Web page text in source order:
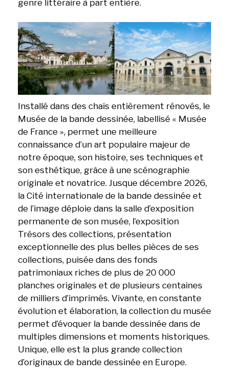
genre littéraire à part entière.
Installé dans des chais entièrement rénovés, le
Musée de la bande dessinée, labellisé « Musée
de France », permet une meilleure
connaissance d’un art populaire majeur de
notre époque, son histoire, ses techniques et
son esthétique, grâce à une scénographie
originale et novatrice. Jusque décembre 2026,
la Cité internationale de la bande dessinée et
de l’image déploie dans la salle d’exposition
permanente de son musée, l’exposition
Trésors des collections, présentation
exceptionnelle des plus belles pièces de ses
collections, puisée dans des fonds
patrimoniaux riches de plus de 20 000
planches originales et de plusieurs centaines
de milliers d’imprimés. Vivante, en constante
évolution et élaboration, la collection du musée
permet d’évoquer la bande dessinée dans de
multiples dimensions et moments historiques.
Unique, elle est la plus grande collection
d’originaux de bande dessinée en Europe.